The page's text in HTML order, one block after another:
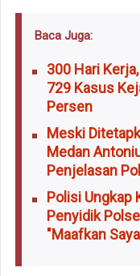
Baca Juga:
300 Hari
729 Kasus
Persen
Meski
Medan
Penjelasan
Polisi Ungkap
Penyidik
"Maafkan